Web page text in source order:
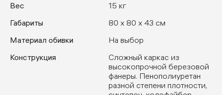
Вес
15 кг
Габариты
80 x 80 x 43 см
Материал обивки
На выбор
Конструкция
Сложный каркас из
высокопрочной березовой
фанеры. Пенополиуретан
разной степени плотности,